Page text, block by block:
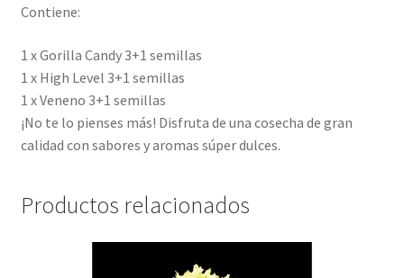
Contiene:
1 x Gorilla Candy 3+1 semillas
1 x High Level 3+1 semillas
1 x Veneno 3+1 semillas
¡No te lo pienses más! Disfruta de una cosecha de gran
calidad con sabores y aromas súper dulces.
Productos relacionados